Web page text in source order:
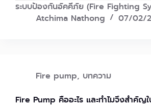
ระบบป้องกันอัคคีภัย (Fire Fighting
Atchima Nathong
07/02/
Fire pump, บทความ
Fire Pump คืออะไร และทำไมจึงสำคัญใ